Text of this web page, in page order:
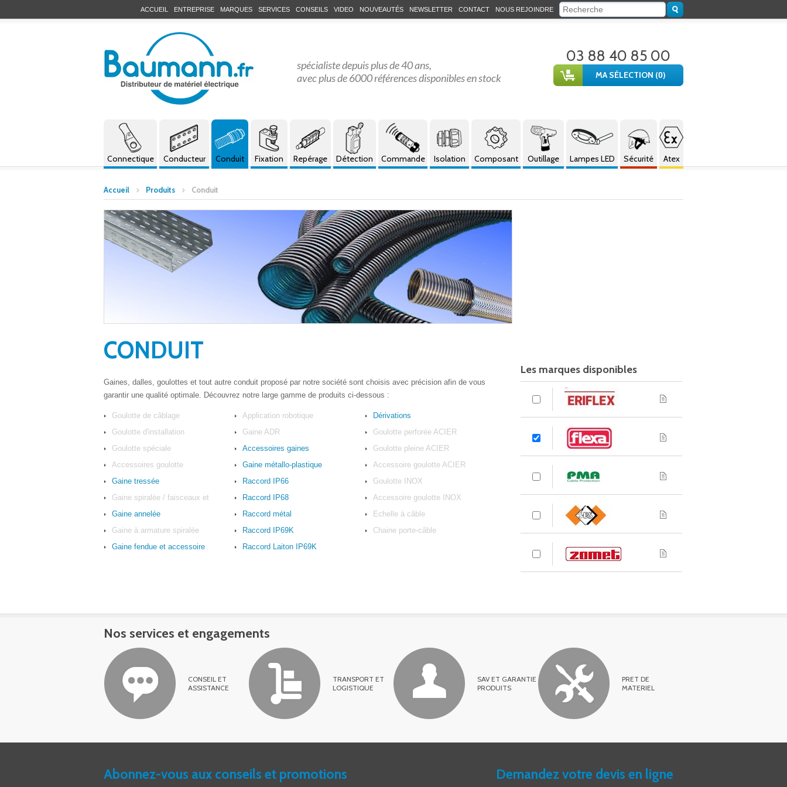
ACCUEIL ENTREPRISE MARQUES SERVICES CONSEILS VIDEO NOUVEAUTÉS NEWSLETTER CONTACT NOUS REJOINDRE
Connectique Conducteur Conduit Fixation Repérage Détection Commande Isolation Composant Outillage Lampes LED Sécurité Atex
spécialiste depuis plus de 40 ans,
avec plus de 6000 références disponibles en stock
03 88 40 85 00
MA SÉLECTION (0)
Accueil Produits Conduit
CONDUIT
Gaines, dalles, goulottes et tout autre conduit proposé par notre société sont choisis avec précision afin de vous
garantir une qualité optimale. Découvrez notre large gamme de produits ci-dessous :
Goulotte de câblage
Goulotte d'installation
Goulotte spéciale
Accessoires goulotte
Gaine tressée
Gaine spiralée / faisceaux et
accessoires
Gaine annelée
Gaine à armature spiralée
Gaine fendue et accessoire
Application robotique
Gaine ADR
Accessoires gaines
Gaine métallo-plastique
Raccord IP66
Raccord IP68
Raccord métal
Raccord IP69K
Raccord Laiton IP69K
Dérivations
Goulotte perforée ACIER
Goulotte pleine ACIER
Accessoire goulotte ACIER
Goulotte INOX
Accessoire goulotte INOX
Echelle à câble
Chaine porte-câble
Les marques disponibles
Nos services et engagements
CONSEIL ET
ASSISTANCE
TRANSPORT ET
LOGISTIQUE
SAV ET GARANTIE
PRODUITS
PRET DE
MATERIEL
Abonnez-vous aux conseils et promotions Demandez votre devis en ligne